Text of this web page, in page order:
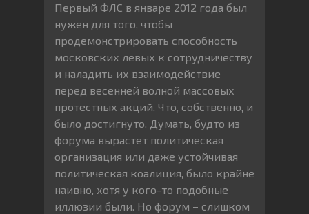
Первый ФЛС в январе 2012 года был
нужен для того, чтобы
продемонстрировать способность
московских левых к сотрудничеству
и наладить их взаимодействие
перед весенней волной массовых
протестных акций. Что, собственно, и
было достигнуто. Думать, будто из
форума вырастет политическая
организация или даже устойчивая
политическая коалиция, было крайне
наивно, хотя у кого-то подобные
иллюзии были. Но форум – слишком